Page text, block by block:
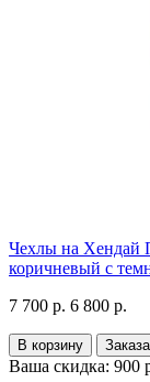
Чехлы на Хендай
коричневый с
7 700 р. 6 800 р.
В корзину
Ваша скидка: 900